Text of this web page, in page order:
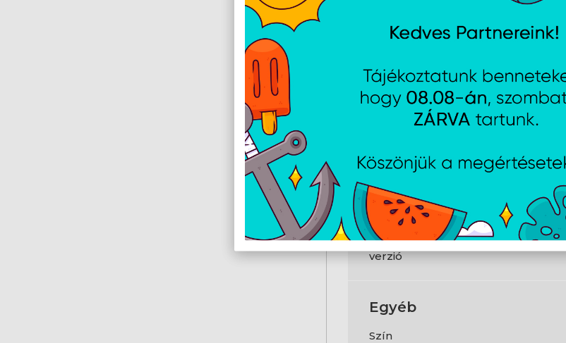
USB Type-C
LAN
Bluetooth
Webkamera
Biztonság
Megbízható platform modul (TPM)
verzió
Egyéb
Szín